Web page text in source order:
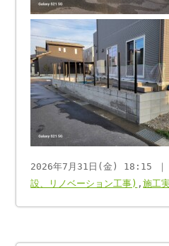
2026年7月31日(金) 18:15 ｜
設、リノベーション工事) ,施工